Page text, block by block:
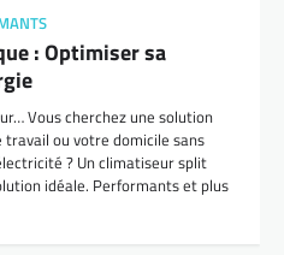
: Optimiser sa
Vous cherchez une solution
ou votre domicile sans
? Un climatiseur split
idéale. Performants et plus